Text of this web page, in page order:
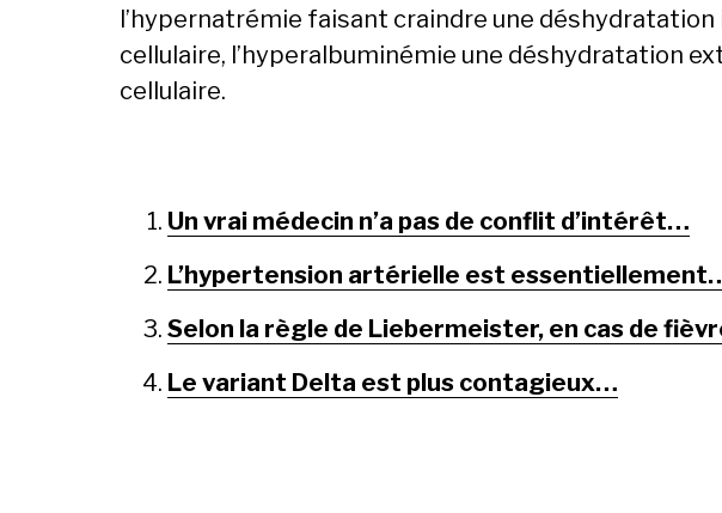
l’hypernatrémie faisant craindre une déshydratation
cellulaire, l’hyperalbuminémie une déshydratation
cellulaire.
Un vrai médecin n’a pas de conflit d’intérêt…
L’hypertension artérielle est
Selon la règle de Liebermeister, en cas de
Le variant Delta est plus contagieux…